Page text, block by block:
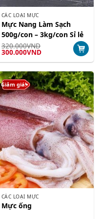
CÁC LOẠI MỰC
Mực Nang Làm Sạch
500g/con – 3kg/con Sỉ lẻ
320.000VND
Giá
gốc
là:
320.000VND.
300.000VNDGiá
tại
là:
300.000VND.
Giảm giá!
CÁC LOẠI MỰC
Mực ống